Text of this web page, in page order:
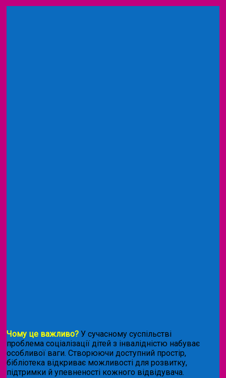
Чому це важливо? У сучасному суспільстві
проблема соціалізації дітей з інвалідністю набуває
особливої ваги. Створюючи доступний простір,
бібліотека відкриває можливості для розвитку,
підтримки й упевненості кожного відвідувача.